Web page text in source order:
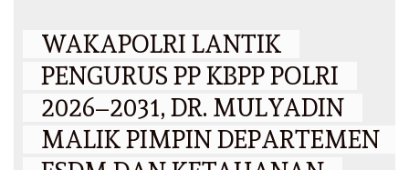
WAKAPOLRI LANTIK
PENGURUS PP KBPP POLRI
2026–2031, DR. MULYADIN
MALIK PIMPIN DEPARTEMEN